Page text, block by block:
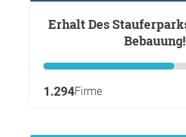
Erhalt Des Stauferparks Süd - Keine
Bebauung!
1.294Firme